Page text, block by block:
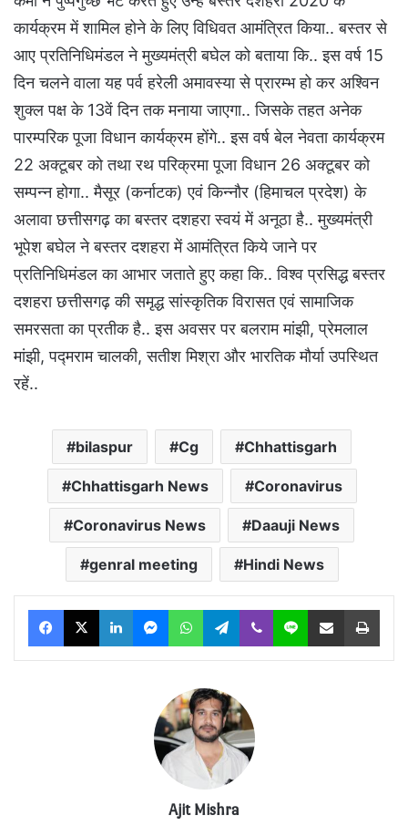
कार्यक्रम में शामिल होने के लिए विधिवत आमंत्रित किया.. बस्तर से
आए प्रतिनिधिमंडल ने मुख्यमंत्री बघेल को बताया कि.. इस वर्ष 15
दिन चलने वाला यह पर्व हरेली अमावस्या से प्रारम्भ हो कर अश्विन
शुक्ल पक्ष के 13वें दिन तक मनाया जाएगा.. जिसके तहत अनेक
पारम्परिक पूजा विधान कार्यक्रम होंगे.. इस वर्ष बेल नेवता कार्यक्रम
22 अक्टूबर को तथा रथ परिक्रमा पूजा विधान 26 अक्टूबर को
सम्पन्न होगा.. मैसूर (कर्नाटक) एवं किन्नौर (हिमाचल प्रदेश) के
अलावा छत्तीसगढ़ का बस्तर दशहरा स्वयं में अनूठा है.. मुख्यमंत्री
भूपेश बघेल ने बस्तर दशहरा में आमंत्रित किये जाने पर
प्रतिनिधिमंडल का आभार जताते हुए कहा कि.. विश्व प्रसिद्ध बस्तर
दशहरा छत्तीसगढ़ की समृद्ध सांस्कृतिक विरासत एवं सामाजिक
समरसता का प्रतीक है.. इस अवसर पर बलराम मांझी, प्रेमलाल
मांझी, पद्मराम चालकी, सतीश मिश्रा और भारतिक मौर्या उपस्थित
रहें..
bilaspur Cg Chhattisgarh
Chhattisgarh News Coronavirus
Coronavirus News Daauji News
genral meeting Hindi News
Facebook
X LinkedInMessengerWhatsAppTelegram
Viber Line Share via Email Print
Ajit Mishra